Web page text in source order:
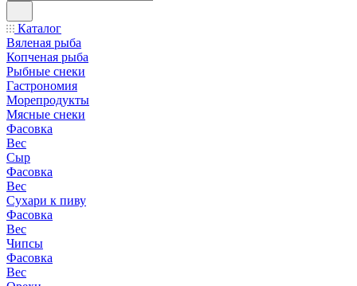
Каталог
Вяленая рыба
Копченая рыба
Рыбные снеки
Гастрономия
Морепродукты
Мясные снеки
Фасовка
Вес
Сыр
Фасовка
Вес
Сухари к пиву
Фасовка
Вес
Чипсы
Фасовка
Вес